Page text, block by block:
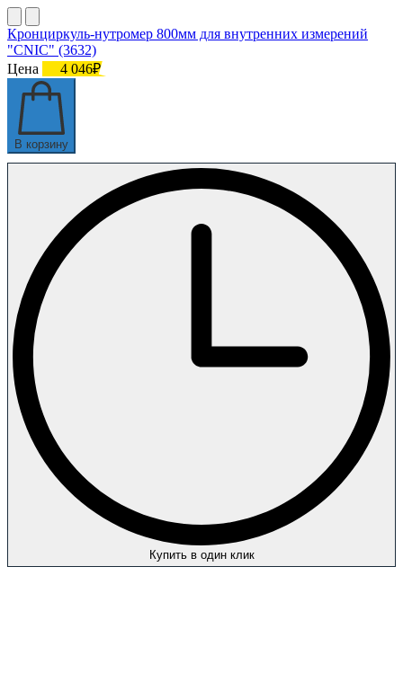
Кронциркуль-нутромер 800мм для внутренних измерений
"CNIC" (3632)
Цена
4 046₽
В корзину
Купить в один клик